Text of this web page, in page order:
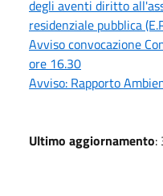
degli aventi diritto
residenziale pubblica
Avviso convocazione
ore 16.30
Avviso: Rapporto
Ultimo aggiornamento: